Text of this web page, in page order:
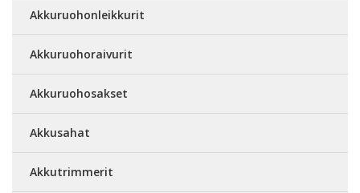
Akkuruohonleikkurit
Akkuruohoraivurit
Akkuruohosakset
Akkusahat
Akkutrimmerit